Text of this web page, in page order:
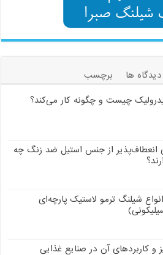
دیدگاه ها
برچسب
چیست و چگونه کار می‌کند؟
انعطاف‌پذیر از جنس استیل ضد زنگ چه
شیلنگ ترمو لاستیک پارچه‌ای
و کاربردهای آن در صنایع غذایی